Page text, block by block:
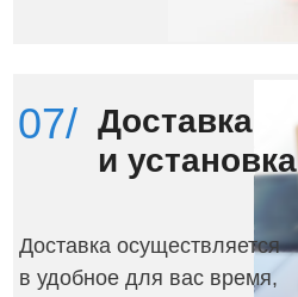
Доставка
и установка
07/
Доставка осуществляется
в удобное для вас время,